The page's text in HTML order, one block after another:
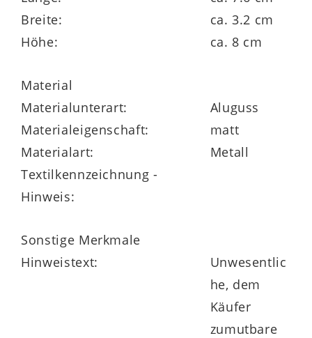
Breite:
ca. 3.2 cm
Höhe:
ca. 8 cm
Material
Materialunterart:
Aluguss
Materialeigenschaft:
matt
Materialart:
Metall
Textilkennzeichnung -
Hinweis:
Sonstige Merkmale
Hinweistext:
Unwesentlic
he, dem
Käufer
zumutbare